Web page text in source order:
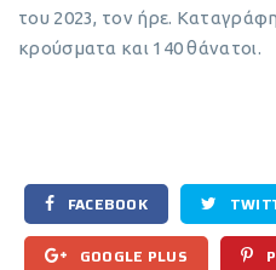
του 2023, τον ήρε.
κρούσματα και 140 θάνατοι.
FACEBOOK
GOOGLE PLUS